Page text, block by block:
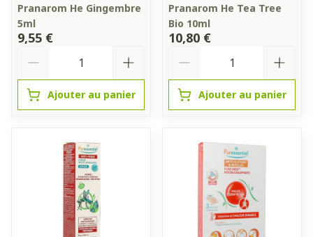
Pranarom He Gingembre
5ml
9,55 €
Ajouter au panier
Pranarom He Tea Tree
Bio 10ml
10,80 €
Ajouter au panier